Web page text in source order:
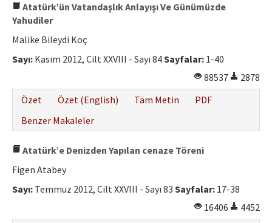
Atatürk’ün Vatandaşlık Anlayışı Ve Günümüzde
Yahudiler
Malike Bileydi Koç
Sayı: Kasım 2012, Cilt XXVIII - Sayı 84Sayfalar: 1-40
88537
2878
Özet
Özet (English) Tam Metin
PDF
Benzer Makaleler
Atatürk’e Denizden Yapılan cenaze Töreni
Figen Atabey
Sayı: Temmuz 2012, Cilt XXVIII - Sayı 83 Sayfalar: 17-38
16406
4452